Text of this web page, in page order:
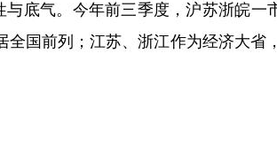
底气。今年前三季度，沪苏浙皖一
国前列；江苏、浙江作为经济大省